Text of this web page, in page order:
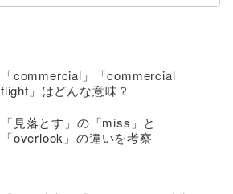
「commercial」「commercial
flight」はどんな意味？
「見落とす」の「miss」と
「overlook」の違いを考察